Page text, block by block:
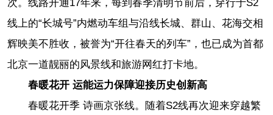
次。线路开通17年来，每到春季清明节前后，穿行于S2
线上的“长城号”内燃动车组与沿线长城、群山、花海交相
辉映美不胜收，被誉为“开往春天的列车”，也已成为首都
北京一道靓丽的风景线和旅游网红打卡地。
春暖花开 运能运力保障迎接历史创新高
春暖花开季 诗画京张线。随着S2线再次迎来穿越繁